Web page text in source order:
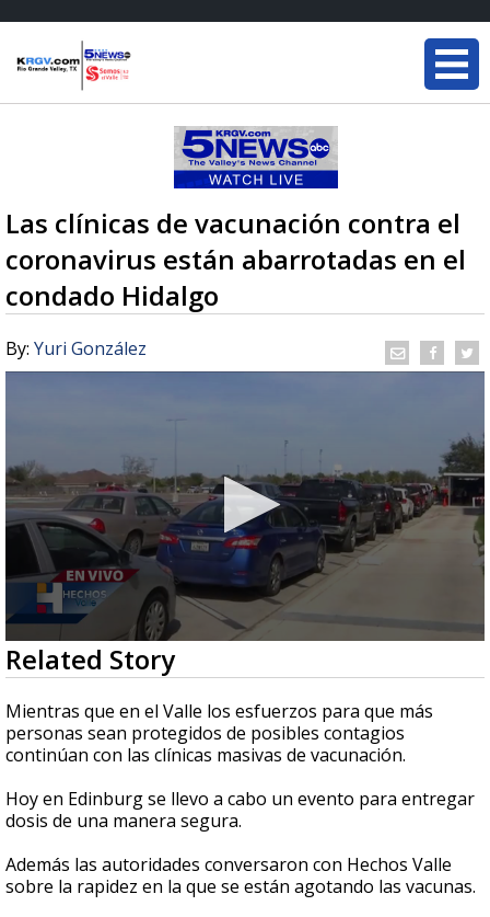
Las clínicas de vacunación contra el
coronavirus están abarrotadas en el
condado Hidalgo
By: Yuri González
0
seconds
of
3
minutes,
30
seconds
Related Story
Mientras que en el Valle los esfuerzos para que más
personas sean protegidos de posibles contagios
continúan con las clínicas masivas de vacunación.
Hoy en Edinburg se llevo a cabo un evento para entregar
dosis de una manera segura.
Además las autoridades conversaron con Hechos Valle
sobre la rapidez en la que se están agotando las vacunas.